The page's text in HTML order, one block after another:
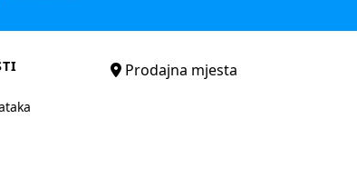
Prodajna mjesta